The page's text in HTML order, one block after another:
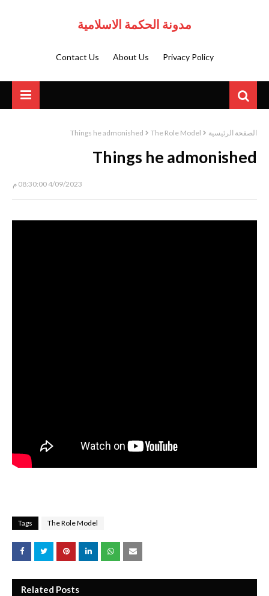
مدونة الحكمة الاسلامية
Privacy Policy
About Us
Contact Us
الصفحة الرئيسية The Role Model
Things he admonished
Things he admonished
4/09/2023 08:30:00 م
Tags The Role Model
Related Posts